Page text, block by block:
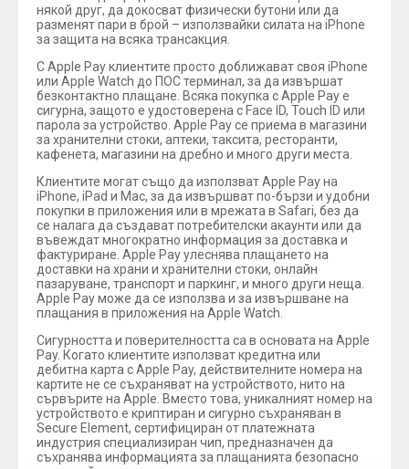
някой друг, да докосват физически бутони или да
разменят пари в брой – използвайки силата на iPhone
за защита на всяка трансакция.
С Apple Pay клиентите просто доближават своя iPhone
или Apple Watch до ПОС терминал, за да извършат
безконтактно плащане. Всяка покупка с Apple Pay е
сигурна, защото е удостоверена с Face ID, Touch ID или
парола за устройство. Apple Pay се приема в магазини
за хранителни стоки, аптеки, таксита, ресторанти,
кафенета, магазини на дребно и много други места.
Клиентите могат също да използват Apple Pay на
iPhone, iPad и Mac, за да извършват по-бързи и удобни
покупки в приложения или в мрежата в Safari, без да
се налага да създават потребителски акаунти или да
въвеждат многократно информация за доставка и
фактуриране. Apple Pay улеснява плащането на
доставки на храни и хранителни стоки, онлайн
пазаруване, транспорт и паркинг, и много други неща.
Apple Pay може да се използва и за извършване на
плащания в приложения на Apple Watch.
Сигурността и поверителността са в основата на Apple
Pay. Когато клиентите използват кредитна или
дебитна карта с Apple Pay, действителните номера на
картите не се съхраняват на устройството, нито на
сървърите на Apple. Вместо това, уникалният номер на
устройството е криптиран и сигурно съхраняван в
Secure Element, сертифициран от платежната
индустрия специализиран чип, предназначен да
съхранява информацията за плащанията безопасно